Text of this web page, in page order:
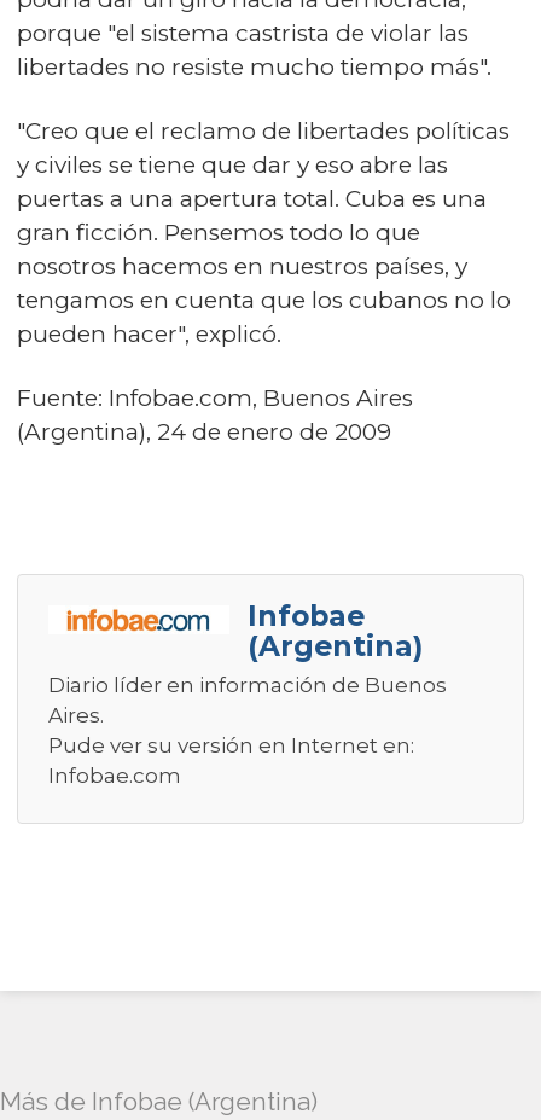
porque "el sistema castrista de violar las
libertades no resiste mucho tiempo más".
"Creo que el reclamo de libertades políticas
y civiles se tiene que dar y eso abre las
puertas a una apertura total. Cuba es una
gran ficción. Pensemos todo lo que
nosotros hacemos en nuestros países, y
tengamos en cuenta que los cubanos no lo
pueden hacer", explicó.
Fuente: Infobae.com, Buenos Aires
(Argentina), 24 de enero de 2009
Infobae
(Argentina)
Diario líder en información de Buenos
Aires.
Pude ver su versión en Internet en:
Infobae.com
Más de Infobae (Argentina)